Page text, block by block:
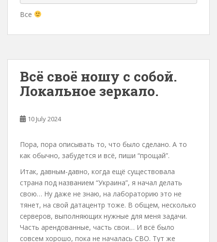
Все
Всё своё ношу с собой.
Локальное зеркало.
10 July 2024
Пора, пора описывать то, что было сделано. А то
как обычно, забудется и всё, пиши “прощай”.
Итак, давным-давно, когда ещё существовала
страна под названием “Украина”, я начал делать
свою… Ну даже не знаю, на лабораторию это не
тянет, на свой датацентр тоже. В общем, несколько
серверов, выполняющих нужные для меня задачи.
Часть арендованные, часть свои… И всё было
совсем хорошо, пока не началась СВО. Тут же